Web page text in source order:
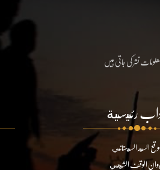
نشر کی جاتی ہیں
رئيسية
السيد السيستاني
الوقف الشيعي